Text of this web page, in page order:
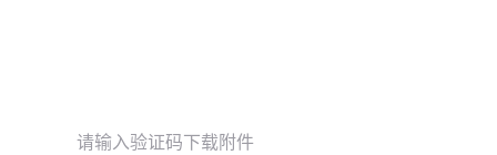
请输入验证码下载附件